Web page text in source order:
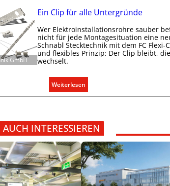
u
d
r
e
e
l
n
s
t
e
m
.
l
k
t
r
b
i
t
ä
t
i
n
GmbH
Ein Clip für alle Untergründe
Wer Elektroinstallationsrohre sauber
nicht für jede Montagesituation eine
Schnabl Stecktechnik mit dem FC
und flexibles Prinzip: Der Clip bleibt,
wechselt.
Weiterlesen:
E
C
l
i
p
f
ü
INTERESSIEREN